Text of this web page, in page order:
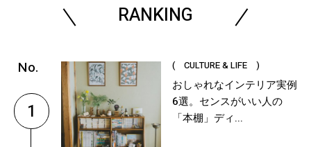
RANKING
1
( CULTURE & LIFE )
おしゃれなインテリア実例
6選。センスがいい人の
「本棚」ディ...